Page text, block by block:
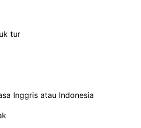
tur
Inggris atau Indonesia